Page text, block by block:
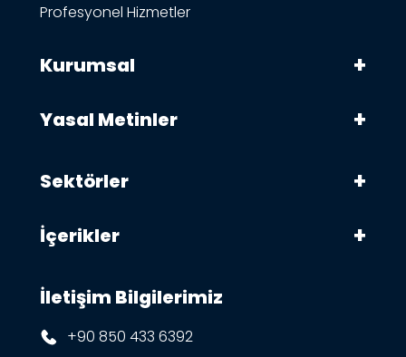
Profesyonel Hizmetler
Kurumsal
Yasal Metinler
Sektörler
İçerikler
İletişim Bilgilerimiz
+90 850 433 6392